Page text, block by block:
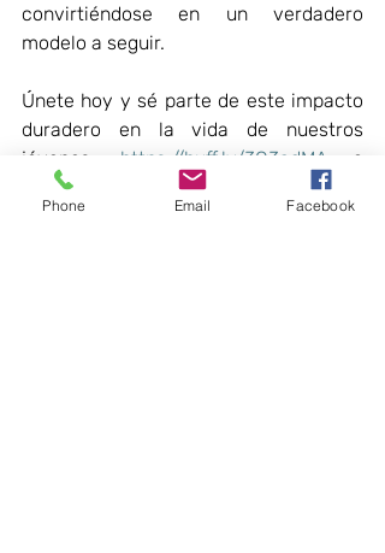
convirtiéndose en un verdadero
modelo a seguir.
Únete hoy y sé parte de este impacto
duradero en la vida de nuestros
jóvenes. https://buff.ly/3Q3adMA
https://buff.ly/3XIcYXR
Historias de éxito
Phone Email Facebook